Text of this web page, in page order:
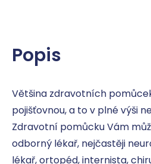
Popis
Většina zdravotních
pojišťovnou, a to v plné výši
Zdravotní pomůcku Vám
odborný lékař, nejčastěji
lékař, ortopéd, internista,